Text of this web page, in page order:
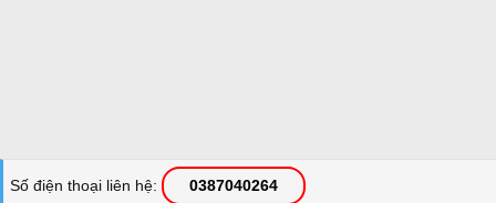
Số điện thoại liên hệ 0387040264